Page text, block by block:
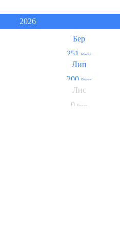
2026
Бер
251
Posts
Лип
200 Posts
Лис
0 Posts